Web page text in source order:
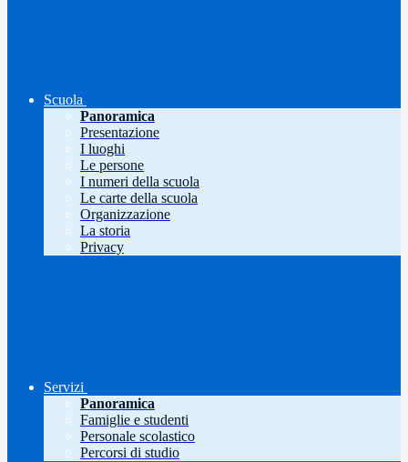
Scuola
Panoramica
Presentazione
I luoghi
Le persone
I numeri della scuola
Le carte della scuola
Organizzazione
La storia
Privacy
Servizi
Panoramica
Famiglie e studenti
Personale scolastico
Percorsi di studio